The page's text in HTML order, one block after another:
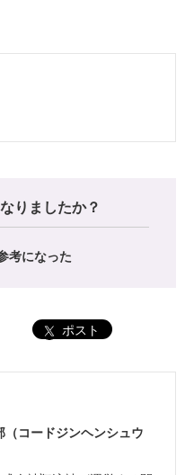
りましたか？
考になった
ポスト
コードジンヘンシュウ